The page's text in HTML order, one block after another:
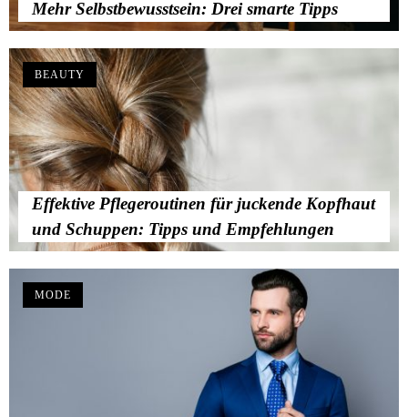
Mehr Selbstbewusstsein: Drei smarte Tipps
Effektive Pflegeroutinen für juckende Kopfhaut
und Schuppen: Tipps und Empfehlungen
BEAUTY
MODE